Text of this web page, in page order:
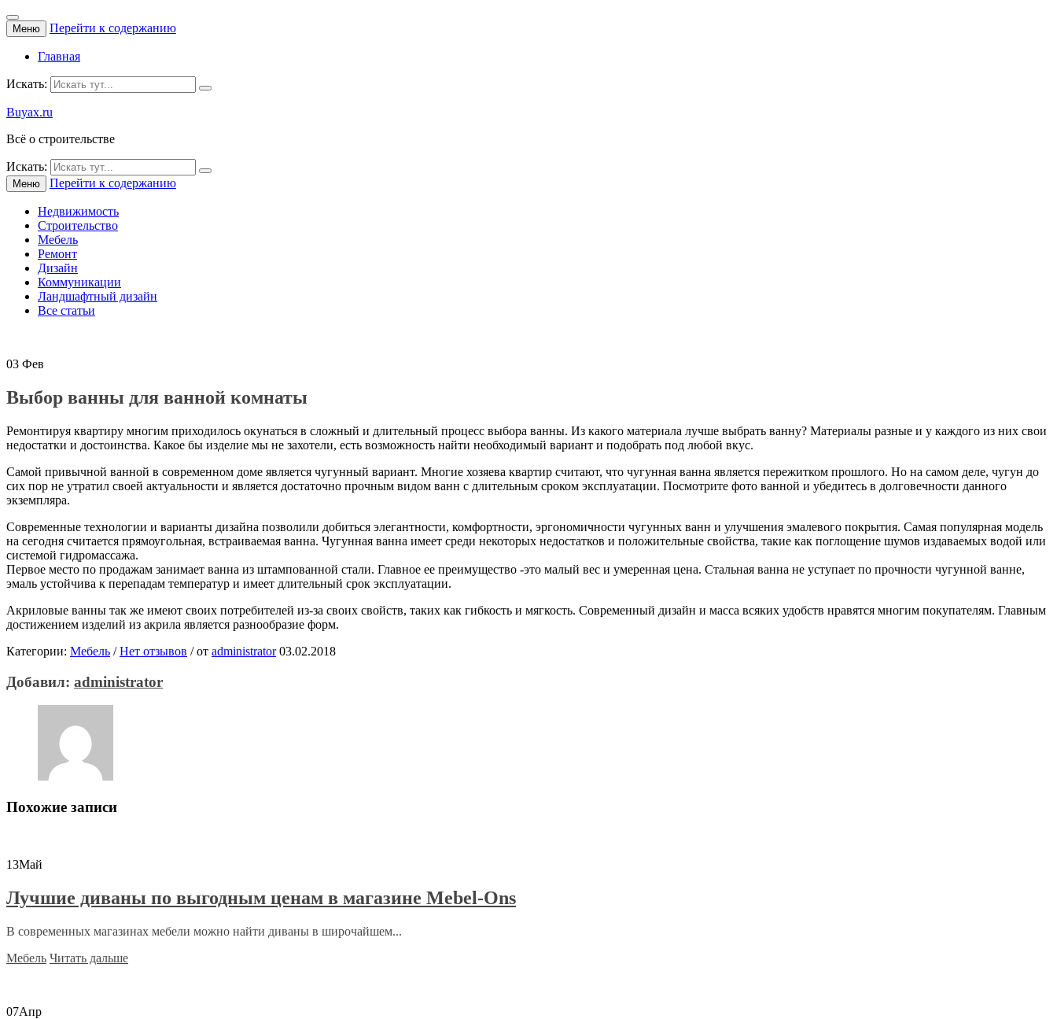
Меню Перейти к содержанию
Главная
Искать:
Buyax.ru
Всё о строительстве
Искать:
Меню Перейти к содержанию
Недвижимость
Строительство
Мебель
Ремонт
Дизайн
Коммуникации
Ландшафтный дизайн
Все статьи
03 Фев
Выбор ванны для ванной комнаты
Ремонтируя квартиру многим приходилось окунаться в сложный и длительный процесс выбора ванны. Из какого материала лучше выбрать ванну? Материалы разные и у каждого из них свои
недостатки и достоинства. Какое бы изделие мы не захотели, есть возможность найти необходимый вариант и подобрать под любой вкус.
Самой привычной ванной в современном доме является чугунный вариант. Многие хозяева квартир считают, что чугунная ванна является пережитком прошлого. Но на самом деле, чугун до
сих пор не утратил своей актуальности и является достаточно прочным видом ванн с длительным сроком эксплуатации. Посмотрите фото ванной и убедитесь в долговечности данного
экземпляра.
Современные технологии и варианты дизайна позволили добиться элегантности, комфортности, эргономичности чугунных ванн и улучшения эмалевого покрытия. Самая популярная модель
на сегодня считается прямоугольная, встраиваемая ванна. Чугунная ванна имеет среди некоторых недостатков и положительные свойства, такие как поглощение шумов издаваемых водой или
системой гидромассажа.
Первое место по продажам занимает ванна из штампованной стали. Главное ее преимущество -это малый вес и умеренная цена. Стальная ванна не уступает по прочности чугунной ванне,
эмаль устойчива к перепадам температур и имеет длительный срок эксплуатации.
Акриловые ванны так же имеют своих потребителей из-за своих свойств, таких как гибкость и мягкость. Современный дизайн и масса всяких удобств нравятся многим покупателям. Главным
достижением изделий из акрила является разнообразие форм.
Категории: Мебель / Нет отзывов /от administrator 03.02.2018
Добавил: administrator
Похожие записи
13Май
Лучшие диваны по выгодным ценам в магазине Mebel-Ons
В современных магазинах мебели можно найти диваны в широчайшем...
Мебель Читать дальше
07Апр